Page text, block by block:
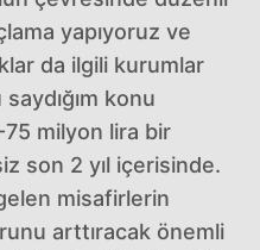
yapıyoruz ve
da ilgili kurumlar
konu
75 milyon lira bir
son 2 yıl içerisinde.
misafirlerin
arttıracak önemli